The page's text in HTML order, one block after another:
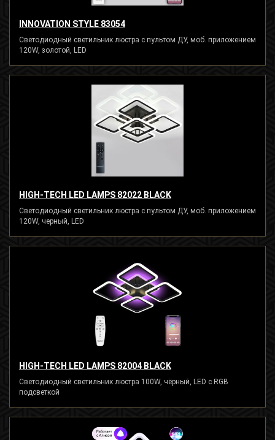
INNOVATION STYLE 83054
Светодиодный светильник люстра с пультом ДУ, моб. приложением
120W, золотой, LED
HIGH-TECH LED LAMPS 82022 BLACK
Светодиодный светильник люстра с пультом ДУ, моб. приложением
120W, черный, LED
HIGH-TECH LED LAMPS 82004 BLACK
Светодиодный светильник люстра 100W, чёрный, LED с RGB
подсветкой